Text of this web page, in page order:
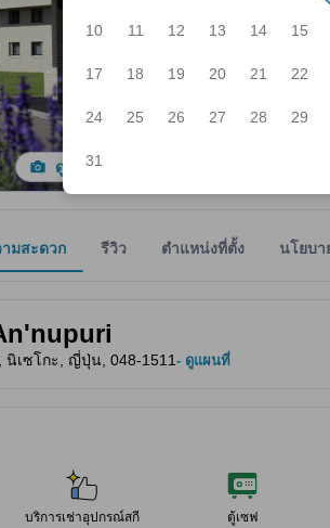
10 11 12 13 14 15
17 18 19 20 21 22
24 25 26 27 28 29
31
ดูรูปทั้งหมด
มสะดวก รีวิว ตำแหน่งที่ตั้ง นโยบา
นิเซโกะ, ญี่ปุ่น, 048-1511 - ดูแผนที่
บริการเช่าอุปกรณ์สกี ตู้เซฟ